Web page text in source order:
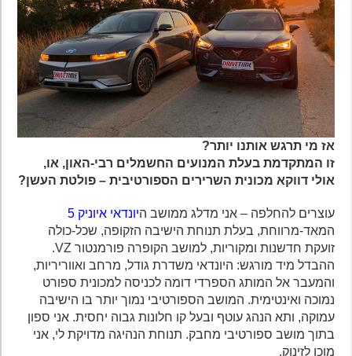
אז מי תרגש אותנו יותר?
זו המתקדמת בעלת המנועים החשמלים רבי-האון, או,
אולי דווקא מכונית השרירים הספורטיבית – פולטת העשן?
עוצרים להחלפה – אני מדלג ממושב היונדאי איוניק 5
המאד-מרווחת, בעלת תנוחת הישיבה הזקופה, שכל-כולה
זועקת חדשנות ומקוריות, למושב הקופרה פורמנטור VZ.
ההבדל מיד מורגש: היונדאי משדרת גודל, מרחב ואווריריות,
והמעבר אל המותג הספרדי דומה לכניסה למכונית ספורט
נמוכה ואינטימית. המושב הספורטיבי נמוך יותר בו הישיבה
עמוקה, ותא הנהג עוטף ובעל קו חלונות גבוה יחסית. אני ספון
בתוך מושב ספורטיבי מחבק. תנוחת הנהיגה מדויקת לי, אני
מוכן לזינוק.